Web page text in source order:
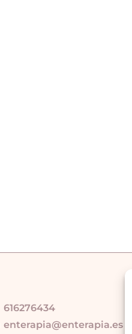
616276434
enterapia@enterapia.es